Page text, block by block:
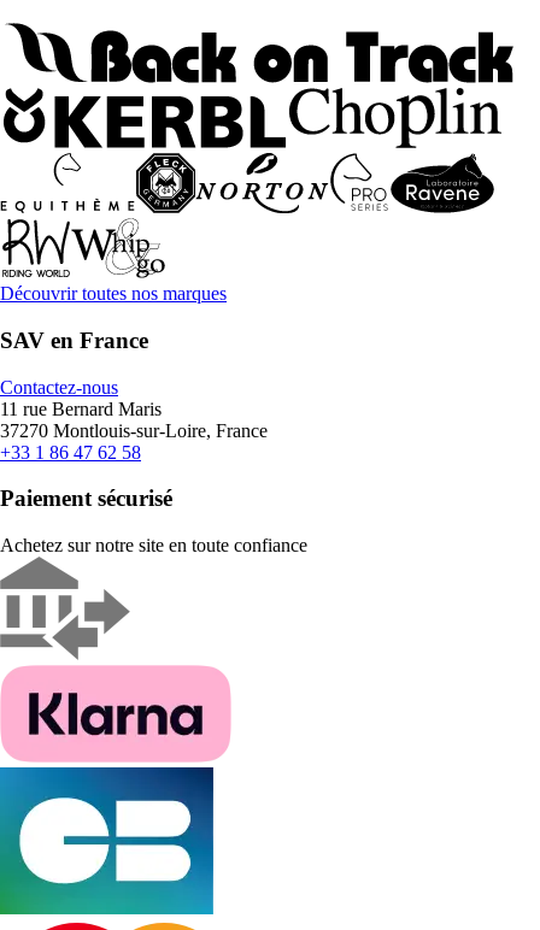
Découvrir toutes nos marques
SAV en France
Contactez-nous
11 rue Bernard Maris
37270 Montlouis-sur-Loire, France
+33 1 86 47 62 58
Paiement sécurisé
Achetez sur notre site en toute confiance